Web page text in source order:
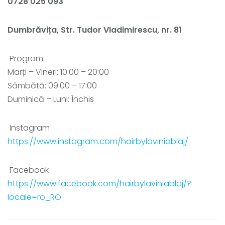
Dumbrăvița, Str. Tudor Vladimirescu, nr. 81
Program:
Marți – Vineri: 10:00 – 20:00
Sâmbătă: 09:00 – 17:00
Duminică – Luni: Închis
Instagram
https://www.instagram.com/hairbylaviniablaj/
Facebook
https://www.facebook.com/hairbylaviniablaj/?
locale=ro_RO